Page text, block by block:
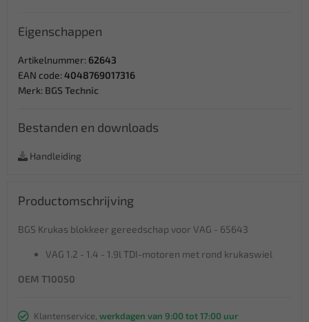
Eigenschappen
Artikelnummer: 62643
EAN code: 4048769017316
Merk: BGS Technic
Bestanden en downloads
Handleiding
Productomschrijving
BGS Krukas blokkeer gereedschap voor VAG - 65643
VAG 1.2 - 1.4 - 1.9l TDI-motoren met rond krukaswiel
OEM T10050
Klantenservice, werkdagen van 9:00 tot 17:00 uur